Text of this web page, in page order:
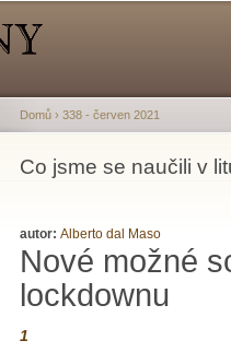
Jste zde
Domů › 338 - červen 2021
Co jsme se naučili v
autor: Alberto dal Maso
Nové možné
lockdownu
1